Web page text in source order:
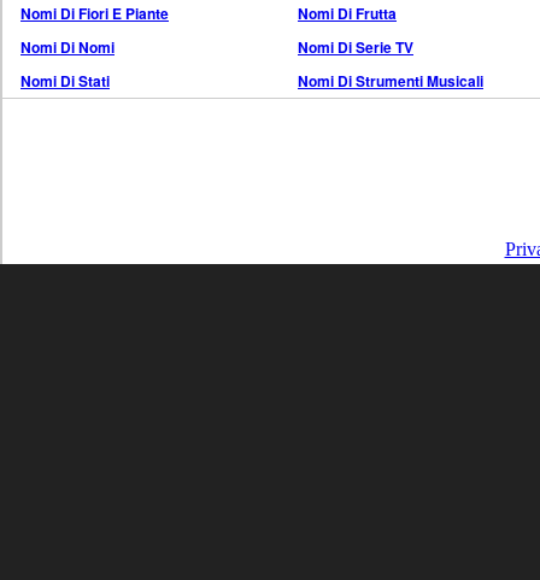
Nomi Di Fiori E Piante
Nomi Di Frutta
Nomi Di Nomi
Nomi Di Serie TV
Nomi Di Stati
Nomi Di Strumenti Musicali